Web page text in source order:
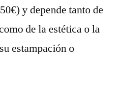
y depende tanto de
de la estética o la
estampación o